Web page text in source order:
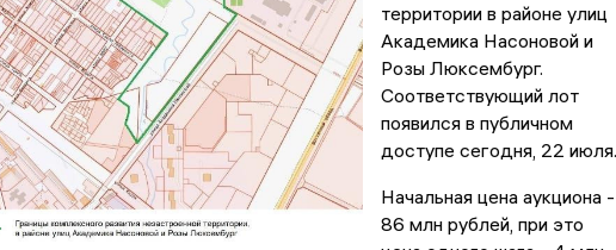
территории в районе улиц
Академика Насоновой и
Розы Люксембург.
Соответствующий лот
появился в публичном
доступе сегодня, 22
Начальная цена аукциона -
86 млн рублей, при это